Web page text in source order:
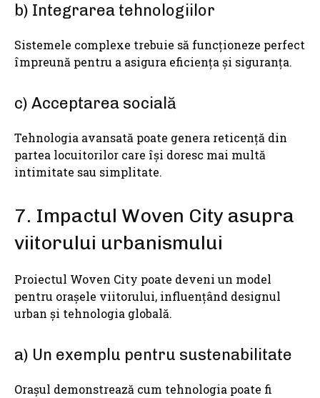
b) Integrarea tehnologiilor
Sistemele complexe trebuie să funcționeze perfect
împreună pentru a asigura eficiența și siguranța.
c) Acceptarea socială
Tehnologia avansată poate genera reticență din
partea locuitorilor care își doresc mai multă
intimitate sau simplitate.
7. Impactul Woven City asupra
viitorului urbanismului
Proiectul Woven City poate deveni un model
pentru orașele viitorului, influențând designul
urban și tehnologia globală.
a) Un exemplu pentru sustenabilitate
Orașul demonstrează cum tehnologia poate fi